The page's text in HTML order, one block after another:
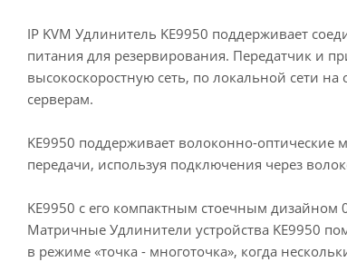
IP KVM Удлинитель KE9950 поддерживает
питания для резервирования. Передатчик и
высокоскоростную сеть, по локальной сети
серверам.
KE9950 поддерживает волоконно-оптические
передачи, используя подключения через
KE9950 с его компактным стоечным дизайном
Матричные Удлинители устройства KE9950
в режиме «точка - многоточка», когда